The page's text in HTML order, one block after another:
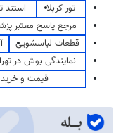
تور کربلا
مرجع پاسخ معتبر
قطعات لباسشویی
نمایندگی بوش در
قیمت و